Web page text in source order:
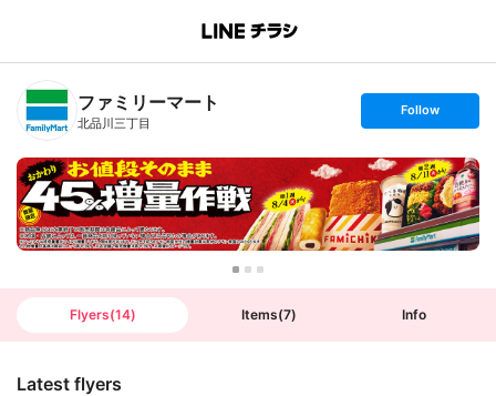
B
n
T
ファミリーマート
北品川三丁目
s
t
o
l
l
o
w
Follow
Flyers(14) Items(7) Info
Latest flyers